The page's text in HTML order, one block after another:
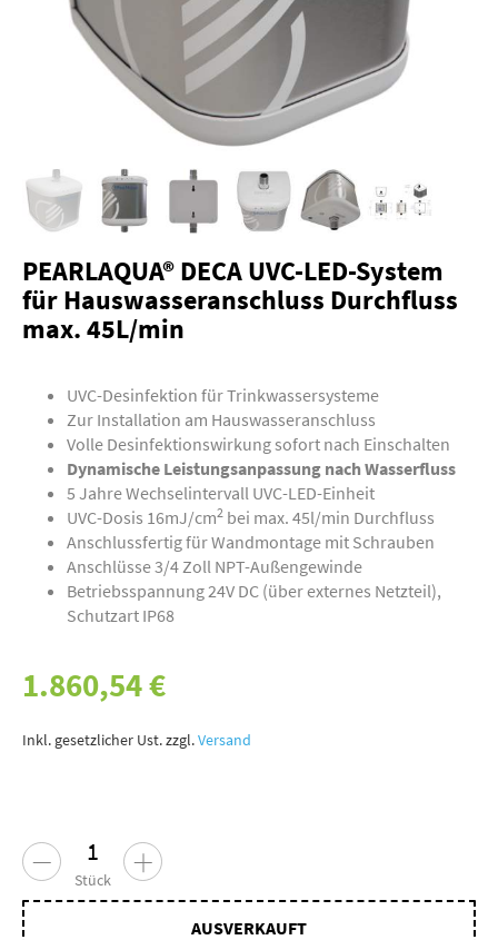
PEARLAQUA® DECA UVC-LED-System
für Hauswasseranschluss Durchfluss
max. 45L/min
UVC-Desinfektion für Trinkwassersysteme
Zur Installation am Hauswasseranschluss
Volle Desinfektionswirkung sofort nach Einschalten
Dynamische Leistungsanpassung nach Wasserfluss
5 Jahre Wechselintervall UVC-LED-Einheit
UVC-Dosis 16mJ/cm2 bei max. 45l/min Durchfluss
Anschlussfertig für Wandmontage mit Schrauben
Anschlüsse 3/4 Zoll NPT-Außengewinde
Betriebsspannung 24V DC (über externes Netzteil),
Schutzart IP68
1.860,54 €
Inkl. gesetzlicher Ust. zzgl.Versand
Stück
AUSVERKAUFT